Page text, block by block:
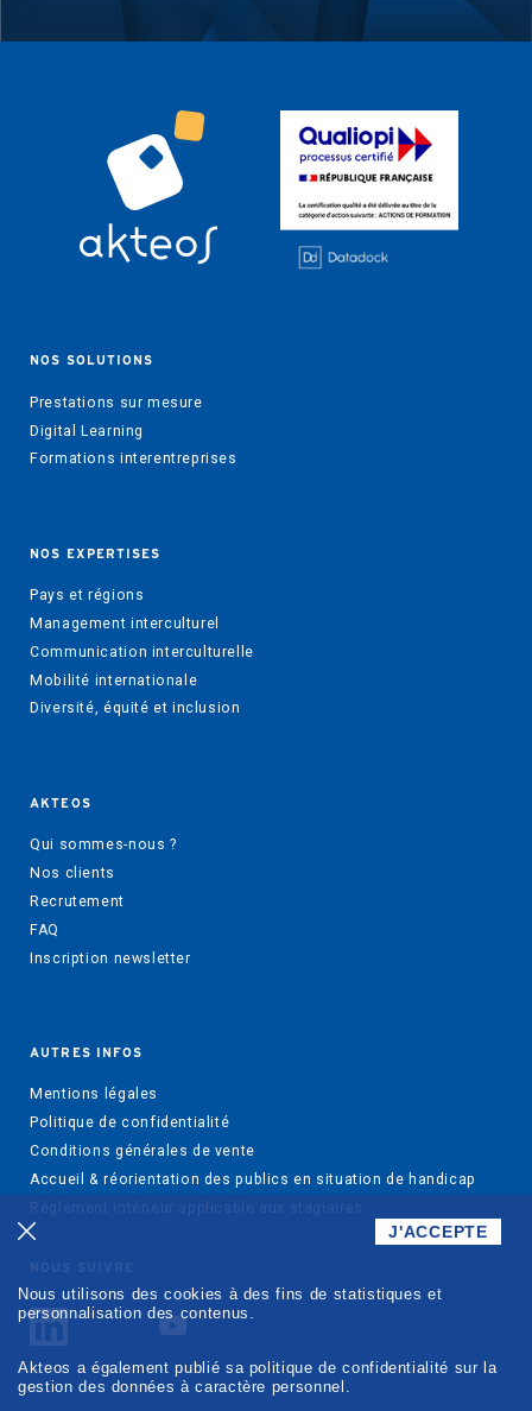
NOS SOLUTIONS
Prestations sur mesure
Digital Learning
Formations interentreprises
NOS EXPERTISES
Pays et régions
Management interculturel
Communication interculturelle
Mobilité internationale
Diversité, équité et inclusion
AKTEOS
Qui sommes-nous ?
Nos clients
Recrutement
FAQ
Inscription newsletter
AUTRES INFOS
Mentions légales
Politique de confidentialité
Conditions générales de vente
Accueil & réorientation des publics en situation de handicap
Règlement intérieur applicable aux stagiaires
NOUS SUIVRE
Nous utilisons des cookies à des fins de statistiques et
personnalisation des contenus.
Akteos a également publié sa politique de confidentialité sur la
gestion des données à caractère personnel.
J'ACCEPTE